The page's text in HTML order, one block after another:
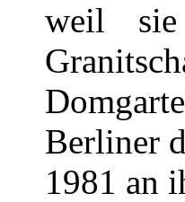
weil
Berliner
1981 an